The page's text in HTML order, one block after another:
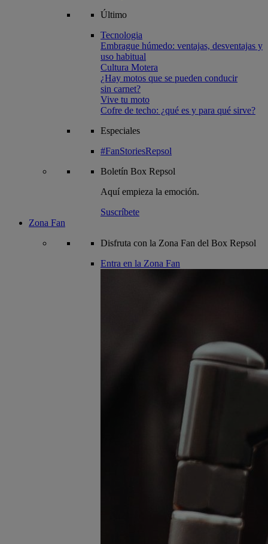
Último
Tecnologia
Embrague húmedo: ventajas, desventajas y
uso habitual
Cultura Motera
¿Hay motos que se pueden conducir
sin carnet?
Vive tu moto
Cofre de techo: ¿qué es y para qué sirve?
Especiales
#FanStoriesRepsol
Boletín Box Repsol
Aquí empieza la emoción.
Suscríbete
Zona Fan
Disfruta con la Zona Fan del Box Repsol
Entra en la Zona Fan